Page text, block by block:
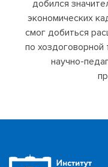
добился
экономических
смог добиться
по хоздоговорной
научно-